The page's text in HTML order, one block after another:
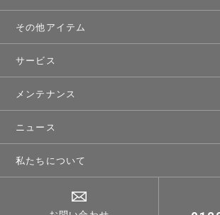
その他アイテム
サービス
メンテナンス
ニュース
私たちについて